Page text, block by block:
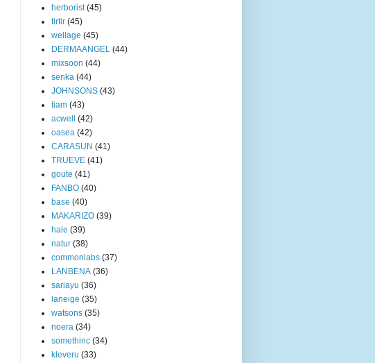
herborist (45)
tirtir (45)
wellage (45)
DERMAANGEL (44)
mixsoon (44)
senka (44)
JOHNSONS (43)
tiam (43)
acwell
(42)
oasea (42)
CARASUN (41)
TRUEVE (41)
goute (41)
FANBO (40)
base (40)
MAKARIZO (39)
hale (39)
natur (38)
commonlabs (37)
LANBENA (36)
sariayu (36)
laneige (35)
watsons (35)
noera (34)
somethinc (34)
kleveru (33)